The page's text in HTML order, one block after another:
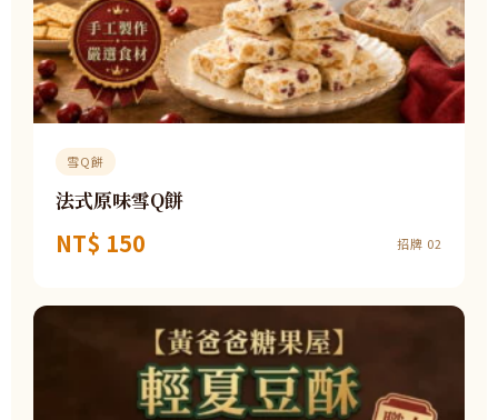
雪Q餅
法式原味雪Q餅
NT$ 150 招牌 02